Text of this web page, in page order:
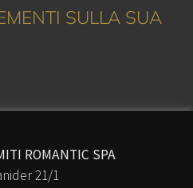
SULLA SUA
ROMANTIC SPA
21/1